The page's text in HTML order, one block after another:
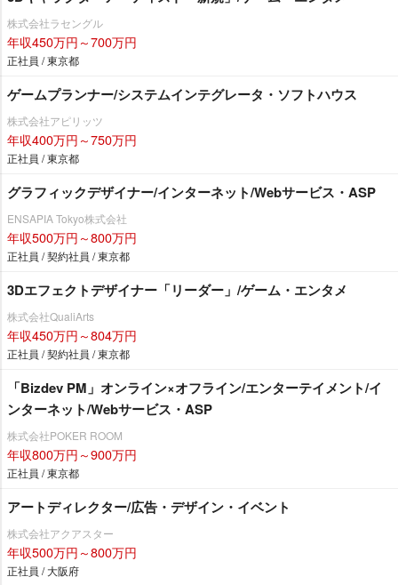
株式会社ラセングル
年収450万円～700万円
正社員 / 東京都
ゲームプランナー/システムインテグレータ・ソフトハウス
株式会社アピリッツ
年収400万円～750万円
正社員 / 東京都
グラフィックデザイナー/インターネット/Webサービス・ASP
ENSAPIA Tokyo株式会社
年収500万円～800万円
正社員 / 契約社員 / 東京都
3Dエフェクトデザイナー「リーダー」/ゲーム・エンタメ
株式会社QualiArts
年収450万円～804万円
正社員 / 契約社員 / 東京都
「Bizdev PM」オンライン×オフライン/エンターテイメント/イ
ンターネット/Webサービス・ASP
株式会社POKER ROOM
年収800万円～900万円
正社員 / 東京都
アートディレクター/広告・デザイン・イベント
株式会社アクアスター
年収500万円～800万円
正社員 / 大阪府